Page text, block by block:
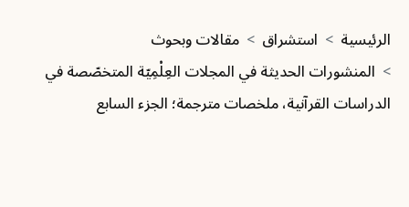
مسار التنقل
الرئيسية استشراق
مقالات وبحوث
المنشورات الحديثة في المجلات العِلْمِيّة المتخصّصة في
الدراسات القرآنية، ملخصات مترجمة؛ الجزء السابع